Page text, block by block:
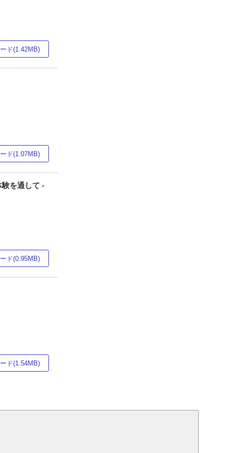
ド(1.42MB)
ド(1.07MB)
を通して -
ド(0.95MB)
ド(1.54MB)